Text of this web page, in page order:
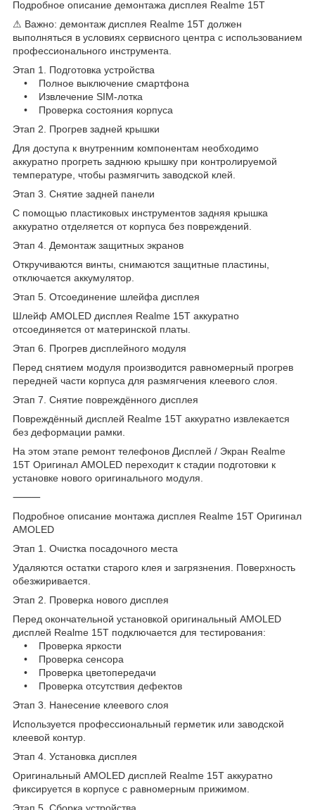
Подробное описание демонтажа дисплея Realme 15T
⚠ Важно: демонтаж дисплея Realme 15T должен
выполняться в условиях сервисного центра с использованием
профессионального инструмента.
Этап 1. Подготовка устройства
• Полное выключение смартфона
• Извлечение SIM-лотка
• Проверка состояния корпуса
Этап 2. Прогрев задней крышки
Для доступа к внутренним компонентам необходимо
аккуратно прогреть заднюю крышку при контролируемой
температуре, чтобы размягчить заводской клей.
Этап 3. Снятие задней панели
С помощью пластиковых инструментов задняя крышка
аккуратно отделяется от корпуса без повреждений.
Этап 4. Демонтаж защитных экранов
Откручиваются винты, снимаются защитные пластины,
отключается аккумулятор.
Этап 5. Отсоединение шлейфа дисплея
Шлейф AMOLED дисплея Realme 15T аккуратно
отсоединяется от материнской платы.
Этап 6. Прогрев дисплейного модуля
Перед снятием модуля производится равномерный прогрев
передней части корпуса для размягчения клеевого слоя.
Этап 7. Снятие повреждённого дисплея
Повреждённый дисплей Realme 15T аккуратно извлекается
без деформации рамки.
На этом этапе ремонт телефонов Дисплей / Экран Realme
15T Оригинал AMOLED переходит к стадии подготовки к
установке нового оригинального модуля.
⸻
Подробное описание монтажа дисплея Realme 15T Оригинал
AMOLED
Этап 1. Очистка посадочного места
Удаляются остатки старого клея и загрязнения. Поверхность
обезжиривается.
Этап 2. Проверка нового дисплея
Перед окончательной установкой оригинальный AMOLED
дисплей Realme 15T подключается для тестирования:
• Проверка яркости
• Проверка сенсора
• Проверка цветопередачи
• Проверка отсутствия дефектов
Этап 3. Нанесение клеевого слоя
Используется профессиональный герметик или заводской
клеевой контур.
Этап 4. Установка дисплея
Оригинальный AMOLED дисплей Realme 15T аккуратно
фиксируется в корпусе с равномерным прижимом.
Этап 5. Сборка устройства